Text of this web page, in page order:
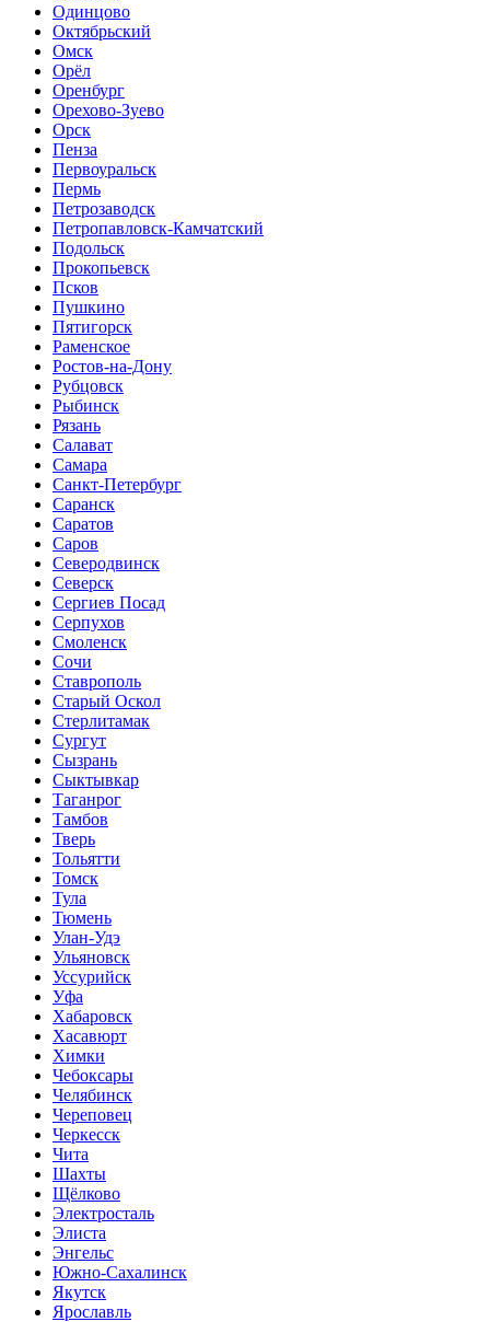
Одинцово
Октябрьский
Омск
Орёл
Оренбург
Орехово-Зуево
Орск
Пенза
Первоуральск
Пермь
Петрозаводск
Петропавловск-Камчатский
Подольск
Прокопьевск
Псков
Пушкино
Пятигорск
Раменское
Ростов-на-Дону
Рубцовск
Рыбинск
Рязань
Салават
Самара
Санкт-Петербург
Саранск
Саратов
Саров
Северодвинск
Северск
Сергиев Посад
Серпухов
Смоленск
Сочи
Ставрополь
Старый Оскол
Стерлитамак
Сургут
Сызрань
Сыктывкар
Таганрог
Тамбов
Тверь
Тольятти
Томск
Тула
Тюмень
Улан-Удэ
Ульяновск
Уссурийск
Уфа
Хабаровск
Хасавюрт
Химки
Чебоксары
Челябинск
Череповец
Черкесск
Чита
Шахты
Щёлково
Электросталь
Элиста
Энгельс
Южно-Сахалинск
Якутск
Ярославль